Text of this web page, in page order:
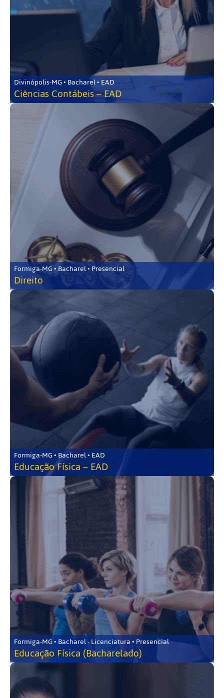
Divinópolis-MG • Bacharel • EAD
Ciências Contábeis – EAD
Formiga-MG • Bacharel • Presencial
Direito
Formiga-MG • Bacharel • EAD
Educação Física – EAD
Formiga-MG • Bacharel - Licenciatura • Presencial
Educação Física (Bacharelado)